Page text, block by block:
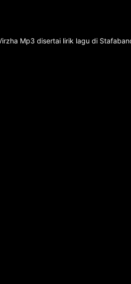
Mp3 disertai lirik lagu di